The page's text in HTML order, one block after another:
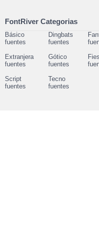
FontRiver Categorias
Básico
fuentes
Dingbats
fuentes
Extranjera
fuentes
Gótico
fuentes
Script
fuentes
Tecno
fuentes